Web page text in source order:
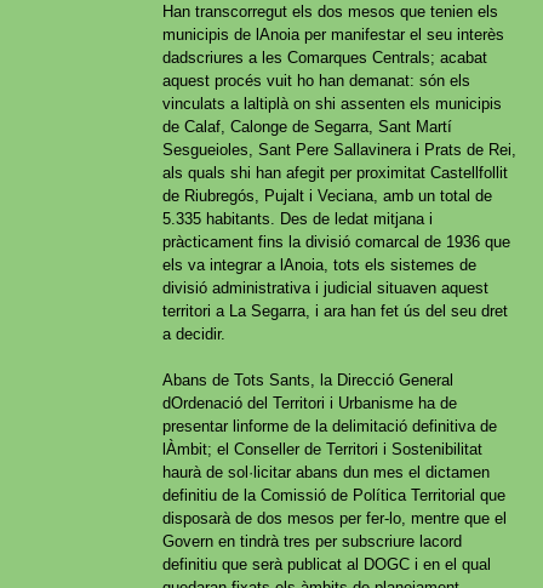
Han transcorregut els dos mesos que tenien els
municipis de lAnoia per manifestar el seu interès
dadscriures a les Comarques Centrals; acabat
aquest procés vuit ho han demanat: són els
vinculats a laltiplà on shi assenten els municipis
de Calaf, Calonge de Segarra, Sant Martí
Sesgueioles, Sant Pere Sallavinera i Prats de Rei,
als quals shi han afegit per proximitat Castellfollit
de Riubregós, Pujalt i Veciana, amb un total de
5.335 habitants. Des de ledat mitjana i
pràcticament fins la divisió comarcal de 1936 que
els va integrar a lAnoia, tots els sistemes de
divisió administrativa i judicial situaven aquest
territori a La Segarra, i ara han fet ús del seu dret
a decidir.
Abans de Tots Sants, la Direcció General
dOrdenació del Territori i Urbanisme ha de
presentar linforme de la delimitació definitiva de
lÀmbit; el Conseller de Territori i Sostenibilitat
haurà de sol·licitar abans dun mes el dictamen
definitiu de la Comissió de Política Territorial que
disposarà de dos mesos per fer-lo, mentre que el
Govern en tindrà tres per subscriure lacord
definitiu que serà publicat al DOGC i en el qual